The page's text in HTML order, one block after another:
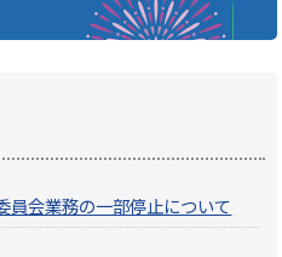
員会業務の一部停止について